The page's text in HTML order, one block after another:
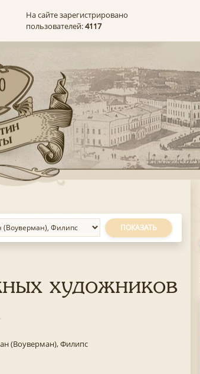
На сайте зарегистрировано
пользователей:4117
ПОКАЗАТЬ
художников
(Воуверман), Филипс